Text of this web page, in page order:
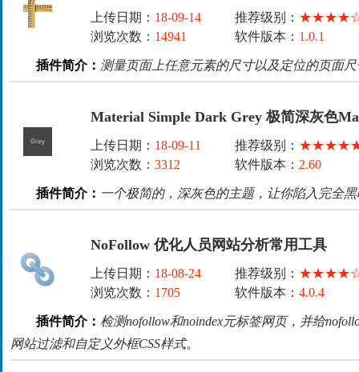
上传日期： 18-09-14 推荐级别：
浏览次数： 14941 软件版本： 1.0.1
插件简介： 测量页面上任意元素的尺寸以及定位的页面
Material Simple Dark Grey 极简深灰色
上传日期： 18-09-11 推荐级别：
浏览次数： 3312 软件版本： 2.60
插件简介： 一个极简的，深灰色的主题，让你陷入完全
NoFollow 优化人员网站分析常用工具
上传日期： 18-08-24 推荐级别：
浏览次数： 1705 软件版本： 4.0.4
插件简介： 检测nofollow和noindex元标签网页，并给
网站过滤和自定义外框CSS样式。